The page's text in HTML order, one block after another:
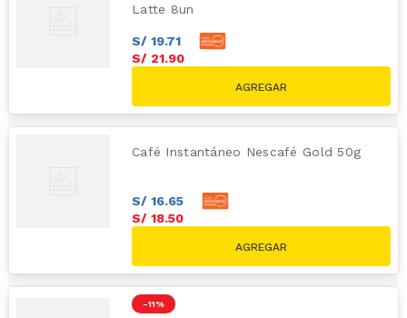
Latte 8un
S/ 19.71
S/ 21.90
Café Instantáneo Nescafé Gold 50g
S/ 16.65
S/ 18.50
-11 %